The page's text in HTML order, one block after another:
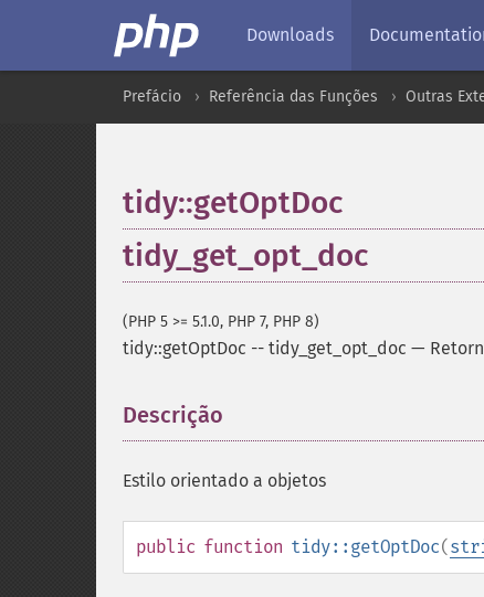
Downloads
Prefácio Referência das Funções Outras
tidy::getOptDoc
tidy_get_opt_doc
(PHP 5 >= 5.1.0, PHP 7, PHP 8)
tidy::getOptDoc -- tidy_get_opt_doc —
Descrição
Estilo orientado a objetos
public function tidy::getOptDoc(